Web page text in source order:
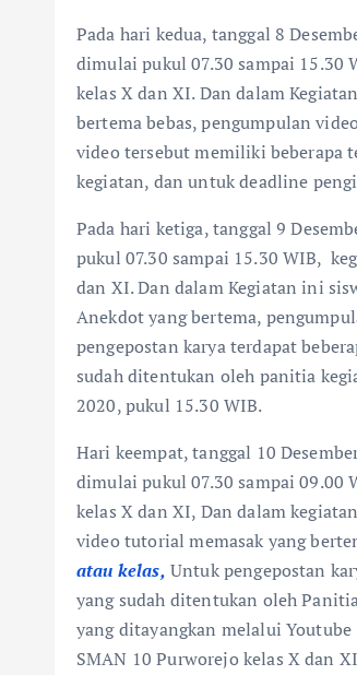
Pada hari kedua, tanggal 8
dimulai pukul 07.30 sampai
kelas X dan XI. Dan dalam
bertema bebas, pengumpulan
video tersebut memiliki beberapa
kegiatan, dan untuk deadline
Pada hari ketiga, tanggal 9
pukul 07.30 sampai 15.30 WIB,
dan XI. Dan dalam Kegiatan ini
Anekdot yang bertema,
pengepostan karya terdapat
sudah ditentukan oleh panitia
2020, pukul 15.30 WIB.
Hari keempat, tanggal 10
dimulai pukul 07.30 sampai 09.00
kelas X dan XI, Dan dalam
video tutorial memasak yang
atau kelas, Untuk pengepostan
yang sudah ditentukan oleh
yang ditayangkan melalui Youtube
SMAN 10 Purworejo kelas X dan